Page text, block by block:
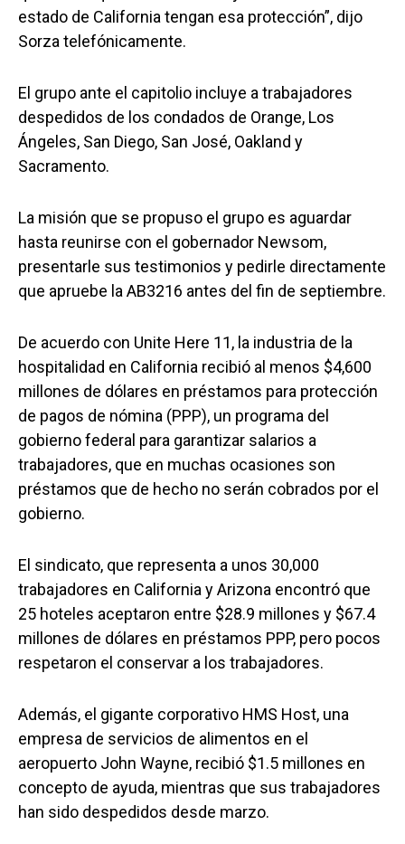
estado de California tengan esa protección”, dijo
Sorza telefónicamente.
El grupo ante el capitolio incluye a trabajadores
despedidos de los condados de Orange, Los
Ángeles, San Diego, San José, Oakland y
Sacramento.
La misión que se propuso el grupo es aguardar
hasta reunirse con el gobernador Newsom,
presentarle sus testimonios y pedirle directamente
que apruebe la AB3216 antes del fin de septiembre.
De acuerdo con Unite Here 11, la industria de la
hospitalidad en California recibió al menos $4,600
millones de dólares en préstamos para protección
de pagos de nómina (PPP), un programa del
gobierno federal para garantizar salarios a
trabajadores, que en muchas ocasiones son
préstamos que de hecho no serán cobrados por el
gobierno.
El sindicato, que representa a unos 30,000
trabajadores en California y Arizona encontró que
25 hoteles aceptaron entre $28.9 millones y $67.4
millones de dólares en préstamos PPP, pero pocos
respetaron el conservar a los trabajadores.
Además, el gigante corporativo HMS Host, una
empresa de servicios de alimentos en el
aeropuerto John Wayne, recibió $1.5 millones en
concepto de ayuda, mientras que sus trabajadores
han sido despedidos desde marzo.